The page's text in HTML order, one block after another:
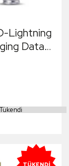
Lightning
Data
Tükendi
TÜKENDI